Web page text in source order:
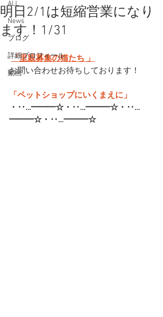
ALL
News
ブログ
詳細プロフィール
動画
明日2/1は短縮営業になり
ます！1/31
「里親募集の猫たち 」
お問い合わせお待ちしております！
「ペットショップにいくまえに」
・‥…━━━☆・‥…━━━☆・‥…
━━━☆・‥…━━━☆